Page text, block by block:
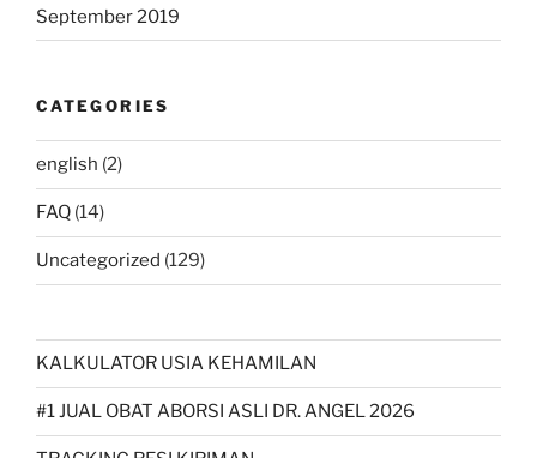
September 2019
CATEGORIES
english (2)
FAQ (14)
Uncategorized (129)
KALKULATOR USIA KEHAMILAN
#1 JUAL OBAT ABORSI ASLI DR. ANGEL 2026